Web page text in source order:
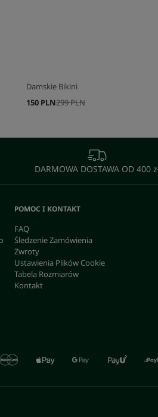
Damskie Bikini
299 PLN
150 PLN
DARMOWA DOSTAWA OD 400
POMOC I KONTAKT
FAQ
Śledzenie Zamówienia
Zwroty
Ustawienia Plików Cookie
Tabela Rozmiarów
Kontakt